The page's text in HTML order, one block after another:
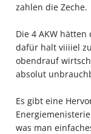
zahlen die Zeche.
Die 4 AKW
dafür halt viiiiel
obendrauf
absolut
Es gibt eine
was man